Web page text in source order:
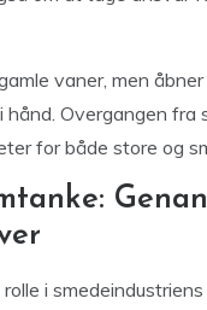
vaner, men
Overgangen fra
for både store og
i